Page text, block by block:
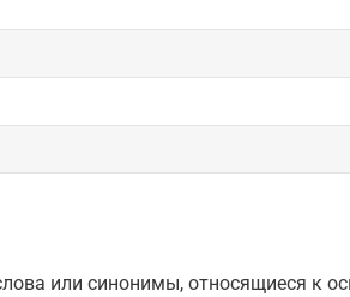
или синонимы, относящиеся к